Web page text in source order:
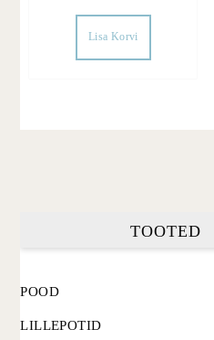
Lisa Korvi
TOOTED
POOD
LILLEPOTID